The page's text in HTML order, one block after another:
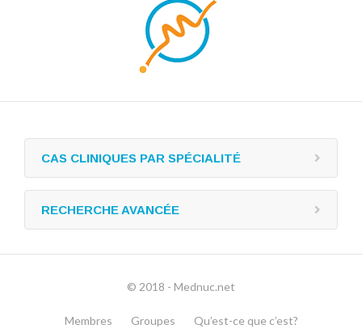
CAS CLINIQUES PAR SPÉCIALITÉ
RECHERCHE AVANCÉE
© 2018 - Mednuc.net
Membres Groupes Qu’est-ce que c’est?